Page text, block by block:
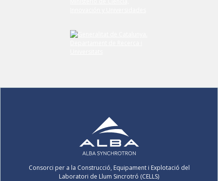
Consorci per a la Construcció, Equipament i Explotació del
Laboratori de Llum Sincrotró (CELLS)